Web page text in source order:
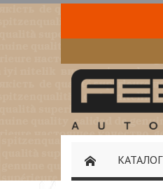
to
Content
КАТАЛОГ